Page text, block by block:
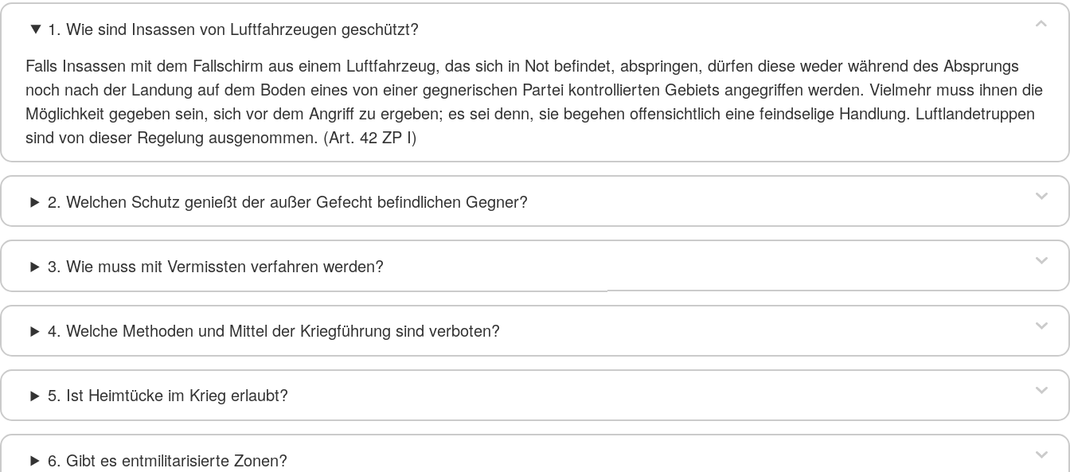
1. Wie sind Insassen von Luftfahrzeugen geschützt?
Falls Insassen mit dem Fallschirm aus einem Luftfahrzeug, das sich in Not befindet, abspringen, dürfen diese weder während des Absprungs
noch nach der Landung auf dem Boden eines von einer gegnerischen Partei kontrollierten Gebiets angegriffen werden. Vielmehr muss ihnen die
Möglichkeit gegeben sein, sich vor dem Angriff zu ergeben; es sei denn, sie begehen offensichtlich eine feindselige Handlung. Luftlandetruppen
sind von dieser Regelung ausgenommen. (Art. 42 ZP I)
2. Welchen Schutz genießt der außer Gefecht befindlichen Gegner?
3. Wie muss mit Vermissten verfahren werden?
4. Welche Methoden und Mittel der Kriegführung sind verboten?
5. Ist Heimtücke im Krieg erlaubt?
6. Gibt es entmilitarisierte Zonen?